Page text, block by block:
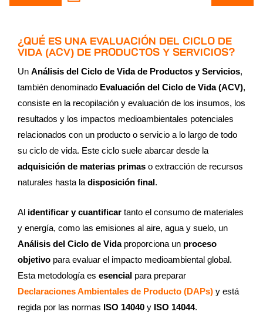
¿QUÉ ES UNA EVALUACIÓN DEL CICLO DE
VIDA (ACV) DE PRODUCTOS Y SERVICIOS?
Un Análisis del Ciclo de Vida de Productos y Servicios,
también denominado Evaluación del Ciclo de Vida (ACV),
consiste en la recopilación y evaluación de los insumos, los
resultados y los impactos medioambientales potenciales
relacionados con un producto o servicio a lo largo de todo
su ciclo de vida. Este ciclo suele abarcar desde la
adquisición de materias primas o extracción de recursos
naturales hasta la disposición final.
Al identificar y cuantificar tanto el consumo de materiales
y energía, como las emisiones al aire, agua y suelo, un
Análisis del Ciclo de Vidaproporciona un proceso
objetivo para evaluar el impacto medioambiental global.
Esta metodología es esencial para preparar
Declaraciones Ambientales de Producto (DAPs) y está
regida por las normas ISO 14040 y ISO 14044.